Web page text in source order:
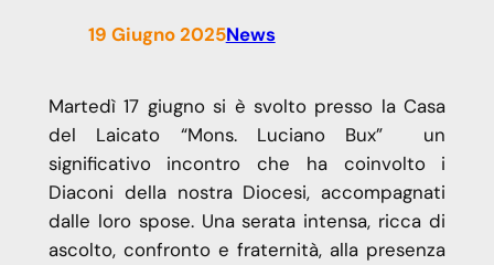
19 Giugno 2025News
Martedì 17 giugno si è svolto presso la Casa
del Laicato “Mons. Luciano Bux” un
significativo incontro che ha coinvolto i
Diaconi della nostra Diocesi, accompagnati
dalle loro spose. Una serata intensa, ricca di
ascolto, confronto e fraternità, alla presenza